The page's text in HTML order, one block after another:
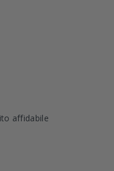
affidabile